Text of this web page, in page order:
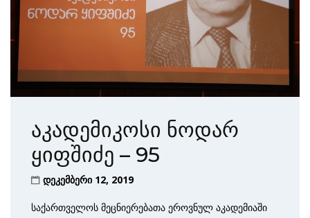
აკადემიკოსი ნოდარ
ყიფშიძე – 95
დეკემბერი 12, 2019
საქართველოს მეცნიერებათა ეროვნულ აკადემიაში